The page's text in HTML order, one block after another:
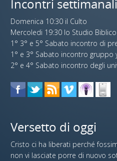
Incontri settimanali
Domenica 10:30 il Culto
Mercoledi 19:30 lo Studio Biblico
1° 3° e 5° Sabato incontro di
1° e 3° Sabato incontro gruppo
2° e 4° Sabato incontro degli
Versetto di oggi
Cristo ci ha liberati perché
non vi lasciate porre di nuovo